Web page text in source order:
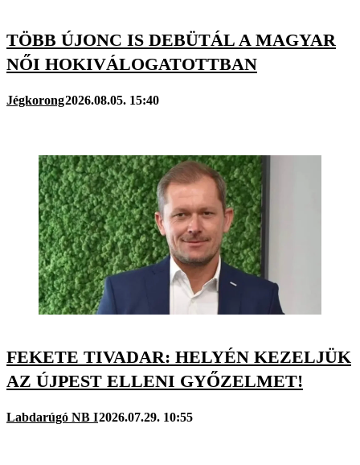
TÖBB ÚJONC IS DEBÜTÁL A MAGYAR
NŐI HOKIVÁLOGATOTTBAN
Jégkorong2026.08.05. 15:40
FEKETE TIVADAR: HELYÉN KEZELJÜK
AZ ÚJPEST ELLENI GYŐZELMET!
Labdarúgó NB I2026.07.29. 10:55